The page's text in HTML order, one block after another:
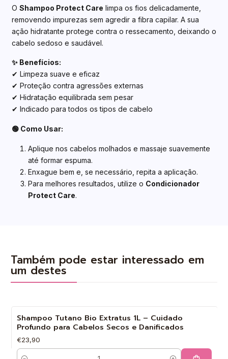
O Shampoo Protect Care limpa os fios delicadamente,
removendo impurezas sem agredir a fibra capilar. A sua
ação hidratante protege contra o ressecamento, deixando o
cabelo sedoso e saudável.
✨ Benefícios:
✔ Limpeza suave e eficaz
✔ Proteção contra agressões externas
✔ Hidratação equilibrada sem pesar
✔ Indicado para todos os tipos de cabelo
🟢 Como Usar:
Aplique nos cabelos molhados e massaje suavemente
até formar espuma.
Enxague bem e, se necessário, repita a aplicação.
Para melhores resultados, utilize o Condicionador
Protect Care.
Também pode estar interessado em
um destes
Shampoo Tutano Bio Extratus 1L – Cuidado
Profundo para Cabelos Secos e Danificados
€23,90